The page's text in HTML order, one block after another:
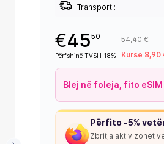
Transporti:
€4550
Përfshinë TVSH 18%
54,40 €
Kurse 8,90
Blej në foleja, fito eSIM
Përfito -5%
Zbritja aktivizohet